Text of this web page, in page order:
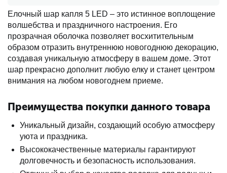
Елочный шар капля 5 LED – это истинное воплощение
волшебства и праздничного настроения. Его
прозрачная оболочка позволяет восхитительным
образом отразить внутреннюю новогоднюю декорацию,
создавая уникальную атмосферу в вашем доме. Этот
шар прекрасно дополнит любую елку и станет центром
внимания на любом новогоднем приеме.
Преимущества покупки данного товара
Уникальный дизайн, создающий особую атмосферу
уюта и праздника.
Высококачественные материалы гарантируют
долговечность и безопасность использования.